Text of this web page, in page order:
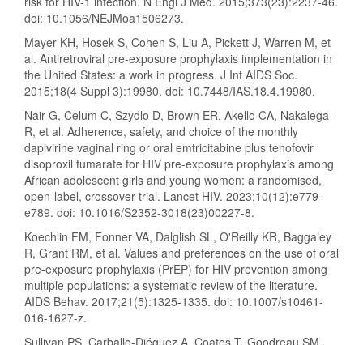
doi: 10.1056/NEJMoa1506273.
Mayer KH, Hosek S, Cohen S, Liu A, Pickett J, Warren M, et
al. Antiretroviral pre-exposure prophylaxis implementation in
the United States: a work in progress. J Int AIDS Soc.
2015;18(4 Suppl 3):19980. doi: 10.7448/IAS.18.4.19980.
Nair G, Celum C, Szydlo D, Brown ER, Akello CA, Nakalega
R, et al. Adherence, safety, and choice of the monthly
dapivirine vaginal ring or oral emtricitabine plus tenofovir
disoproxil fumarate for HIV pre-exposure prophylaxis among
African adolescent girls and young women: a randomised,
open-label, crossover trial. Lancet HIV. 2023;10(12):e779-
e789. doi: 10.1016/S2352-3018(23)00227-8.
Koechlin FM, Fonner VA, Dalglish SL, O'Reilly KR, Baggaley
R, Grant RM, et al. Values and preferences on the use of oral
pre-exposure prophylaxis (PrEP) for HIV prevention among
multiple populations: a systematic review of the literature.
AIDS Behav. 2017;21(5):1325-1335. doi: 10.1007/s10461-
016-1627-z.